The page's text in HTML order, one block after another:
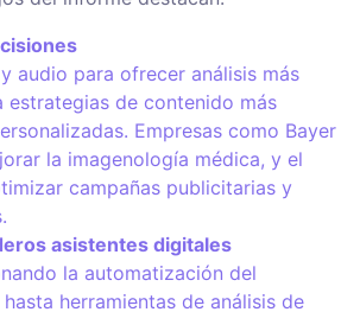
audio para ofrecer análisis más
de contenido más
Empresas como Bayer
la imagenología médica, y el
campañas publicitarias y
asistentes digitales
la automatización del
herramientas de análisis de